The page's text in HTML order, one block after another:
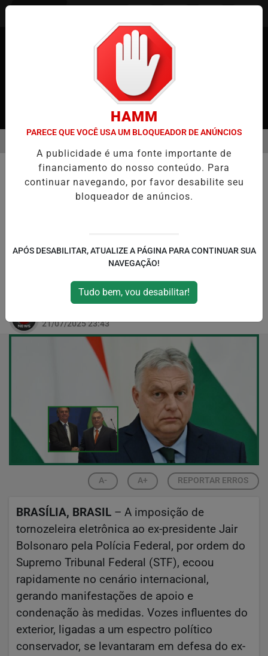
EM ALTA
MUNDO
Tornozeleira em Bolsonaro:
Repercussão Internacional Grita
Húngaro Viktor Orbán saem em defesa do
ex-presidente brasileiro, condenando
medidas do STF
21/07/2025 23:43
A- A+ REPORTAR ERROS
BRASÍLIA, BRASIL – A imposição de
tornozeleira eletrônica ao ex-presidente Jair
Bolsonaro pela Polícia Federal, por ordem do
Supremo Tribunal Federal (STF), ecoou
rapidamente no cenário internacional,
gerando manifestações de apoio e
condenação às medidas. Vozes influentes do
exterior, ligadas a um espectro político
conservador, se levantaram em defesa do ex-
HAMM
PARECE QUE VOCÊ USA UM BLOQUEADOR DE ANÚNCIOS
A publicidade é uma fonte importante de
financiamento do nosso conteúdo. Para
continuar navegando, por favor desabilite seu
bloqueador de anúncios.
APÓS DESABILITAR, ATUALIZE A PÁGINA PARA CONTINUAR SUA
NAVEGAÇÃO!
Tudo bem, vou desabilitar!